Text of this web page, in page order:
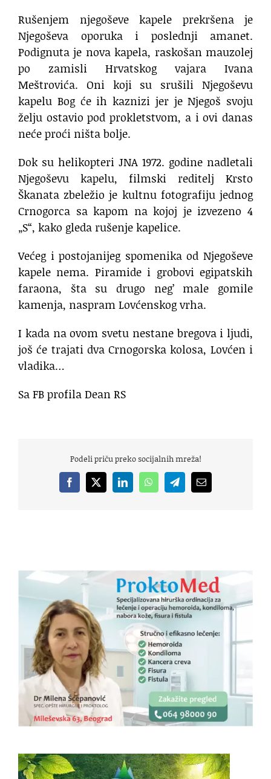
Rušenjem njegoševe kapele prekršena je
Njegoševa oporuka i poslednji amanet.
Podignuta je nova kapela, raskošan mauzolej
po zamisli Hrvatskog vajara Ivana
Meštrovića. Oni koji su srušili Njegoševu
kapelu Bog će ih kaznizi jer je Njegoš svoju
želju ostavio pod prokletstvom, a i ovi danas
neće proći ništa bolje.
Dok su helikopteri JNA 1972. godine nadletali
Njegoševu kapelu, filmski reditelj Krsto
Škanata zbeležio je kultnu fotografiju jednog
Crnogorca sa kapom na kojoj je izvezeno 4
„S“, kako gleda rušenje kapelice.
Većeg i postojanijeg spomenika od Njegoševe
kapele nema. Piramide i grobovi egipatskih
faraona, šta su drugo neg’ male gomile
kamenja, naspram Lovćenskog vrha.
I kada na ovom svetu nestane bregova i ljudi,
još će trajati dva Crnogorska kolosa, Lovćen i
vladika…
Sa FB profila Dean RS
Podeli priču preko socijalnih mreža!
Facebook
X LinkedInWhatsAppTelegramEmail